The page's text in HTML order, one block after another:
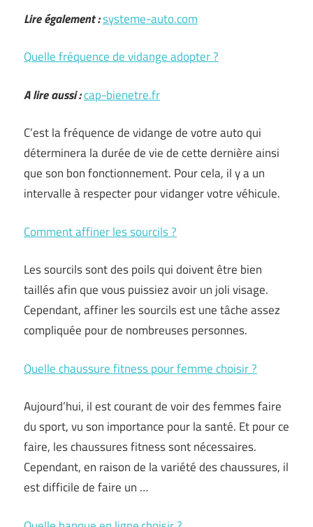
Lire également :systeme-auto.com
Quelle fréquence de vidange adopter ?
A lire aussi :cap-bienetre.fr
C’est la fréquence de vidange de votre auto qui
déterminera la durée de vie de cette dernière ainsi
que son bon fonctionnement. Pour cela, il y a un
intervalle à respecter pour vidanger votre véhicule.
Comment affiner les sourcils ?
Les sourcils sont des poils qui doivent être bien
taillés afin que vous puissiez avoir un joli visage.
Cependant, affiner les sourcils est une tâche assez
compliquée pour de nombreuses personnes.
Quelle chaussure fitness pour femme choisir ?
Aujourd’hui, il est courant de voir des femmes faire
du sport, vu son importance pour la santé. Et pour ce
faire, les chaussures fitness sont nécessaires.
Cependant, en raison de la variété des chaussures, il
est difficile de faire un …